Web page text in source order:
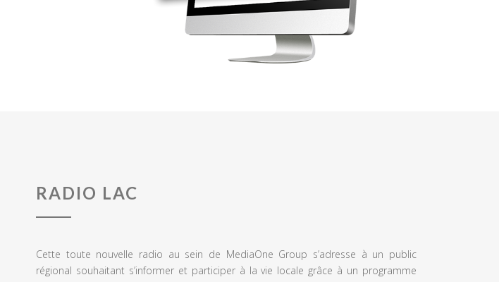
RADIO LAC
Cette toute nouvelle radio au sein de MediaOne Group s’adresse à un public
régional souhaitant s’informer et participer à la vie locale grâce à un programme